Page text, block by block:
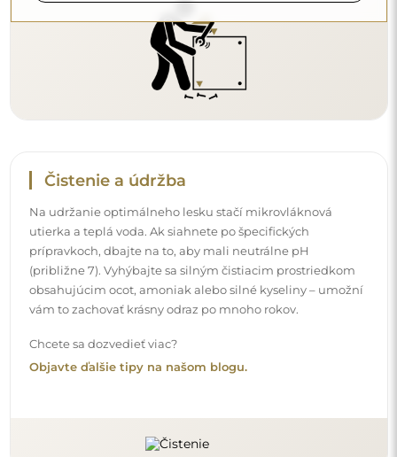
Doručenie domov
Ponúkame službu doručenia domov, ktorá vám umožní
prijať balík priamo pred vaše dvere. Za príplatok 40 €
ponúkame ajdoručenie až do bytu
, ktoré umožňuje
doručiť balík priamo do vášho domu (pre rozmery do
80×120 cm alebo s priemerom 100 cm). Pri väčších
produktoch sa môže vyžadovať drobná pomoc, napríklad
nezaplatíte, kuriér balík dovnútra vášho domu
neumiestni.